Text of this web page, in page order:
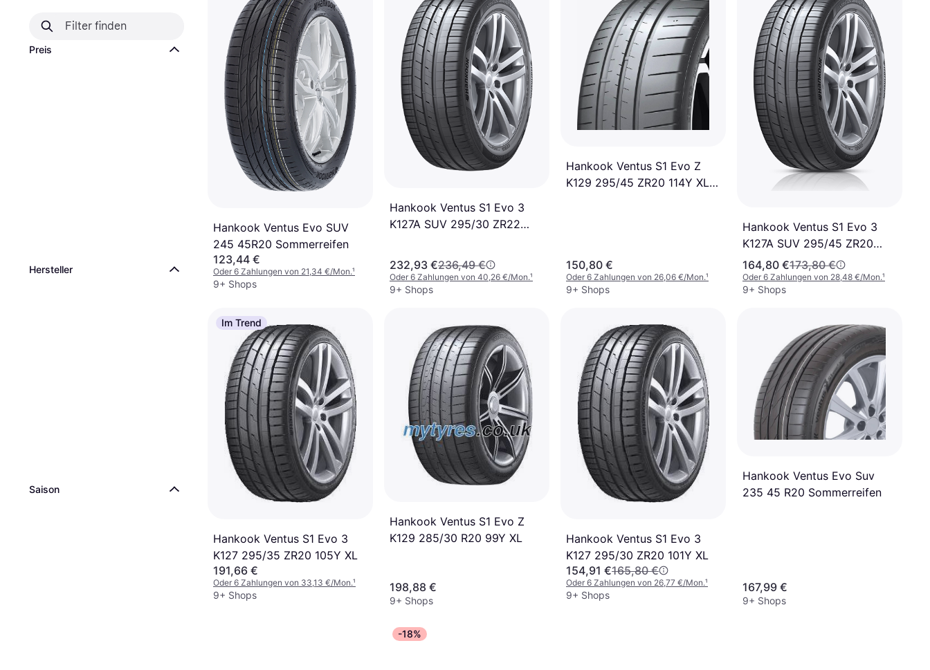
Preis
Hersteller
Saison
Hankook Ventus Evo SUV
245 45R20 Sommerreifen
123,44 €
Oder 6 Zahlungen von 21,34 €/Mon.¹
9+ Shops
Hankook Ventus S1 Evo 3
K127A SUV 295/30 ZR22
232,93 €236,49 €
Oder 6 Zahlungen von 40,26 €/Mon.¹
9+ Shops
Hankook Ventus S1 Evo Z
K129 295/45 ZR20 114Y XL
150,80 €
Oder 6 Zahlungen von 26,06 €/Mon.¹
9+ Shops
Hankook Ventus S1 Evo 3
K127A SUV 295/45 ZR20
114Y XL 4PR
164,80 €173,80 €
Oder 6 Zahlungen von 28,48 €/Mon.¹
9+ Shops
Im Trend
Hankook Ventus S1 Evo 3
K127 295/35 ZR20 105Y XL
191,66 €
Oder 6 Zahlungen von 33,13 €/Mon.¹
9+ Shops
Hankook Ventus S1 Evo Z
K129 285/30 R20 99Y XL
198,88 €
9+ Shops
Hankook Ventus S1 Evo 3
K127 295/30 ZR20 101Y XL
154,91 €165,80 €
Oder 6 Zahlungen von 26,77 €/Mon.¹
9+ Shops
Hankook Ventus Evo Suv
235 45 R20 Sommerreifen
167,99 €
9+ Shops
-18%